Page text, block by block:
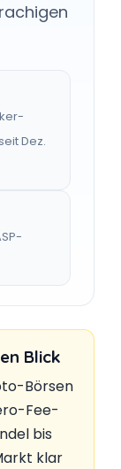
Dez.
Blick
Börsen
Fee-
bis
klar